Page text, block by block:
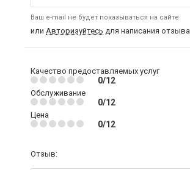
Ваш e-mail не будет показываться на сайте
или Авторизуйтесь для написания отзыва
Качество предоставляемых услуг
0/12
Обслуживание
0/12
Цена
0/12
Отзыв: